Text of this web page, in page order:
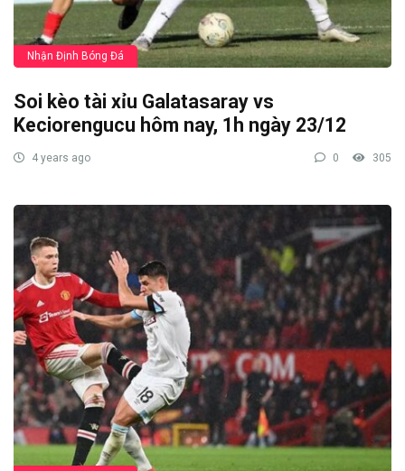
Nhận Định Bóng Đá
Soi kèo tài xỉu Galatasaray vs
Keciorengucu hôm nay, 1h ngày 23/12
4 years ago 0 305